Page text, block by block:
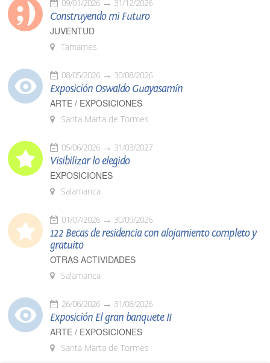
09/01/2026 31/12/2026
Construyendo mi Futuro
JUVENTUD
Tamames
08/05/2026 30/08/2026
Exposición Oswaldo Guayasamín
ARTE / EXPOSICIONES
Santa Marta de Tormes
05/06/2026 31/03/2027
Visibilizar lo elegido
EXPOSICIONES
Salamanca
01/07/2026 30/09/2026
122 Becas de residencia con alojamiento completo y
gratuito
OTRAS ACTIVIDADES
Salamanca
26/06/2026 31/08/2026
Exposición El gran banquete II
ARTE / EXPOSICIONES
Santa Marta de Tormes